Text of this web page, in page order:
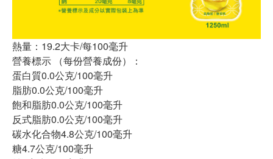
熱量：19.2大卡/每100毫升
營養標示 （每份營養成份）：
蛋白質0.0公克/100毫升
脂肪0.0公克/100毫升
飽和脂肪0.0公克/100毫升
反式脂肪0.0公克/100毫升
碳水化合物4.8公克/100毫升
糖4.7公克/100毫升